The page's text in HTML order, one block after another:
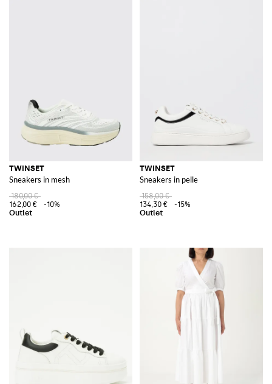
TWINSET
Sneakers in mesh
180,00 €
162,00 €
-10%
TWINSET
Sneakers in pelle
158,00 €
134,30 €
-15%